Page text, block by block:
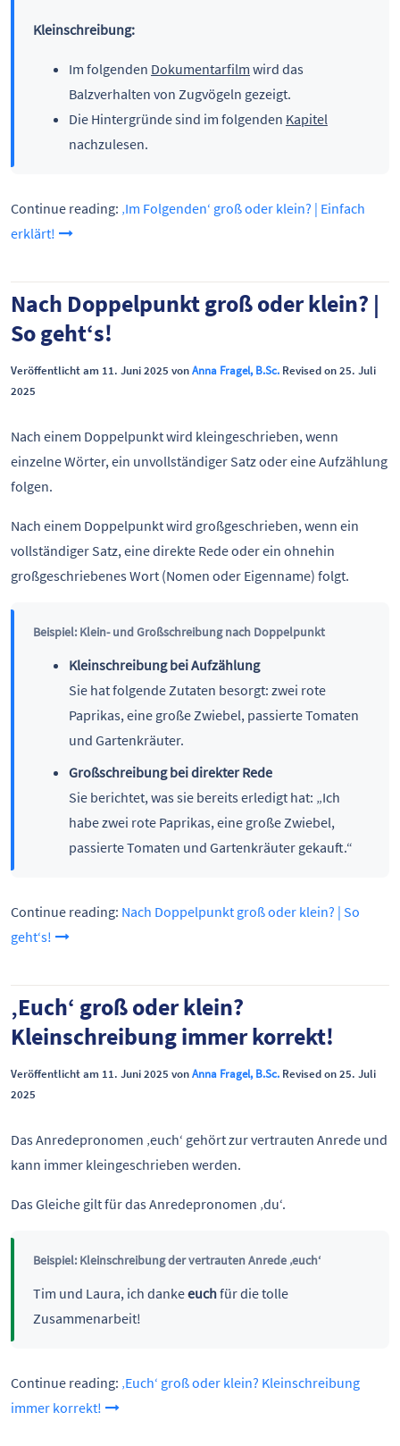
Kleinschreibung:
Im folgenden Dokumentarfilm wird das
Balzverhalten von Zugvögeln gezeigt.
Die Hintergründe sind im folgenden Kapitel
nachzulesen.
Continue reading: ‚Im Folgenden‘ groß oder klein? | Einfach
erklärt!
Nach Doppelpunkt groß oder klein? |
So geht‘s!
Veröffentlicht am 11. Juni 2025 vonAnna Fragel, B.Sc. Revised on 25. Juli
2025
Nach einem Doppelpunkt wird kleingeschrieben, wenn
einzelne Wörter, ein unvollständiger Satz oder eine Aufzählung
folgen.
Nach einem Doppelpunkt wird großgeschrieben, wenn ein
vollständiger Satz, eine direkte Rede oder ein ohnehin
großgeschriebenes Wort (Nomen oder Eigenname) folgt.
Beispiel: Klein- und Großschreibung nach Doppelpunkt
Kleinschreibung bei Aufzählung
Sie hat folgende Zutaten besorgt: zwei rote
Paprikas, eine große Zwiebel, passierte Tomaten
und Gartenkräuter.
Großschreibung bei direkter Rede
Sie berichtet, was sie bereits erledigt hat: „Ich
habe zwei rote Paprikas, eine große Zwiebel,
passierte Tomaten und Gartenkräuter gekauft.“
Continue reading: Nach Doppelpunkt groß oder klein? | So
geht‘s!
‚Euch‘ groß oder klein?
Kleinschreibung immer korrekt!
Veröffentlicht am 11. Juni 2025 vonAnna Fragel, B.Sc. Revised on 25. Juli
2025
Das Anredepronomen ‚euch‘ gehört zur vertrauten Anrede und
kann immer kleingeschrieben werden.
Das Gleiche gilt für das Anredepronomen ‚du‘.
Beispiel: Kleinschreibung der vertrauten Anrede ‚euch‘
Tim und Laura, ich dankeeuchfür die tolle
Zusammenarbeit!
Continue reading: ‚Euch‘ groß oder klein? Kleinschreibung
immer korrekt!